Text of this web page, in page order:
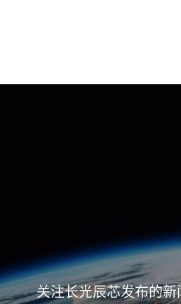
关注长光辰芯发布的